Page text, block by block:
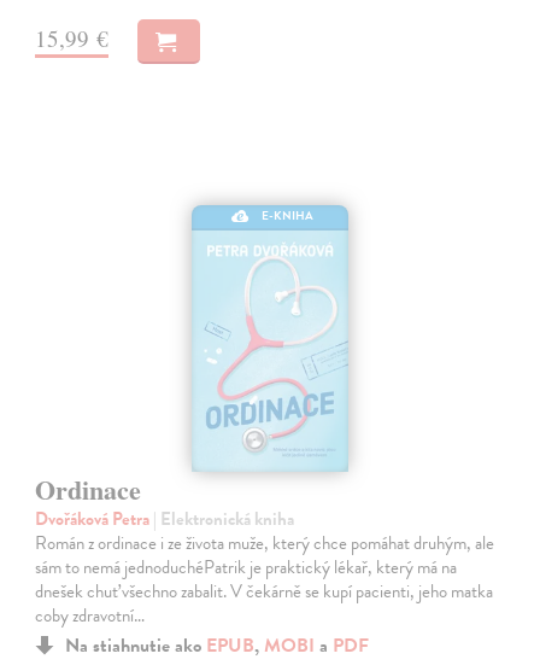
15,99 €
E-KNIHA
Ordinace
Dvořáková Petra| Elektronická kniha
Román z ordinace i ze života muže, který chce pomáhat druhým, ale
sám to nemá jednoduchéPatrik je praktický lékař, který má na
dnešek chuť všechno zabalit. V čekárně se kupí pacienti, jeho matka
coby zdravotní…
Na stiahnutie ako EPUB, MOBI a PDF